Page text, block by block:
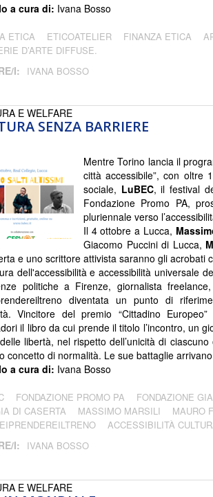
a cura di: Ivana Bosso
ETICA ETICOATELIER FINANZA ETICA
D’ARTE DIFFUSE.
I: IVANA BOSSO
SENZA BARRIERE
E WELFARE
Mentre Torino lancia il
città accessibile”, con oltre
sociale, LuBEC, il festival
Fondazione Promo PA,
pluriennale verso
Il 4 ottobre a Lucca,
Giacomo Puccini di Lucca,
e uno scrittore attivista saranno gli acrobati
dell'accessibilità e accessibilità universale
politiche a Firenze, giornalista
diventata un punto di
Vincitore del premio “Cittadino
il libro da cui prende il titolo l’incontro, un
libertà, nel rispetto dell’unicità di
concetto di normalità. Le sue battaglie
a cura di: Ivana Bosso
FONDAZIONE PROMO PA
FONDAZIONE
DI CASERTA
MASSIMO MARSILI MAURO
ACCESSIBILITÀ
I: IVANA BOSSO
E WELFARE